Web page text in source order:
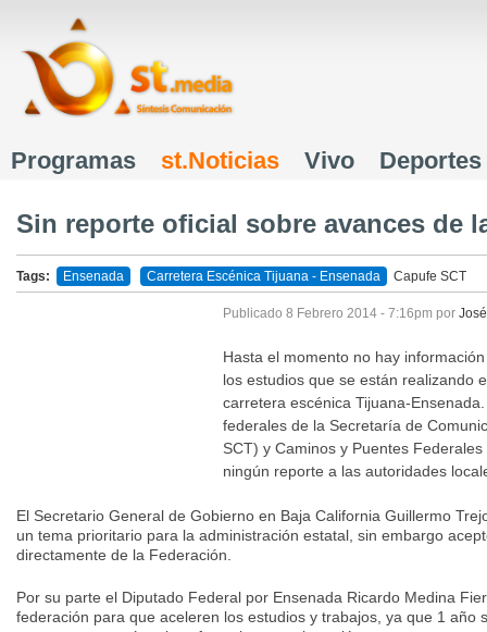
Menú principal
Programas st.Noticias Vivo Deportes
Sin reporte oficial sobre avances de
Tags: Ensenada Carretera Escénica Tijuana - Ensenada Capufe SCT
Publicado 8 Febrero 2014 - 7:16pm por
Hasta el momento no hay
los estudios que se están realizando
carretera escénica Tijuana-
federales de la Secretaría de
SCT) y Caminos y Puentes
ningún reporte a las autoridades
El Secretario General de Gobierno en Baja California Guillermo
un tema prioritario para la administración estatal, sin embargo
directamente de la Federación.
Por su parte el Diputado Federal por Ensenada Ricardo Medina
federación para que aceleren los estudios y trabajos, ya que 1 año